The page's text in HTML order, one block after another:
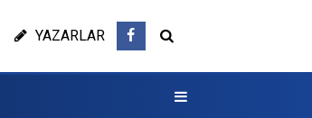
YAZARLAR